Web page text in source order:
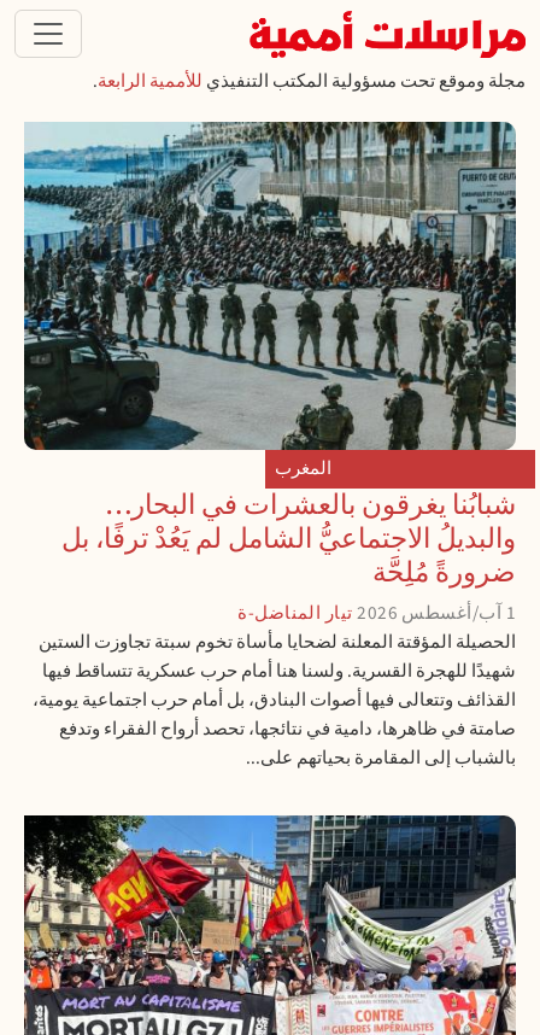
تجاوز إلى المحتوى الرئيسي
مجلة وموقع تحت مسؤولية المكتب التنفيذي للأممية الرابعة.
المغرب
شبابُنا يغرقون بالعشرات في البحار…
والبديلُ الاجتماعيُّ الشامل لم يَعُدْ ترفًا، بل
ضرورةً مُلِحَّة
1 آب/أغسطس 2026 تيار المناضل-ة
الحصيلة المؤقتة المعلنة لضحايا مأساة تخوم سبتة تجاوزت الستين
شهيدًا للهجرة القسرية. ولسنا هنا أمام حرب عسكرية تتساقط فيها
القذائف وتتعالى فيها أصوات البنادق، بل أمام حرب اجتماعية يومية،
صامتة في ظاهرها، دامية في نتائجها، تحصد أرواح الفقراء وتدفع
بالشباب إلى المقامرة بحياتهم على...